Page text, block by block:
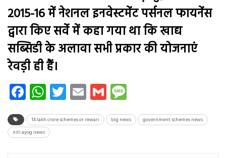
2015-16 में नेशनल इनवेस्टमेंट पर्सनल फायनेंस
द्वारा किए सर्वे में कहा गया था कि खाद्य
सब्सिडी के अलावा सभी प्रकार की योजनाएं
रेवड़ी ही हैं।
Facebook
WhatsApp
Twitter
EmailGmail
14 lakh crore schemes or rewari big news
government schemes news
niti ayog news